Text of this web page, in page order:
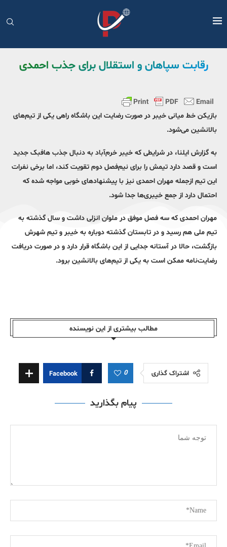
رقابت سپاهان و استقلال برای جذب احمدی
بازیکن خط میانی خیبر در صورت رضایت این باشگاه راهی یکی از تیم‌های
بالانشین می‌شود.
به گزارش ایلنا، در شرایطی که خیبر خرم‌آباد به دنبال جذب هافبک جدید
است و قصد دارد تیمش را برای نیم‌فصل دوم تقویت کند، اما برخی نفرات
این تیم ازجمله مهران احمدی نیز با پیشنهادهای خوبی مواجه شده که
احتمال دارد از جمع خیبری‌ها جدا شود.
مهران احمدی که سه فصل موفق در ملوان انزلی داشت و سال گذشته به
تیم ملی هم رسید و در تابستان گذشته دوباره به خیبر و تیم شهرش
بازگشت، حالا در آستانه جدایی از این باشگاه قرار دارد و در صورت دریافت
رضایت‌نامه ممکن است به یکی از تیم‌های بالانشین برود.
مطالب بیشتری از این نویسندە
اشتراک گذاری 0
Facebook
پیام بگذارید